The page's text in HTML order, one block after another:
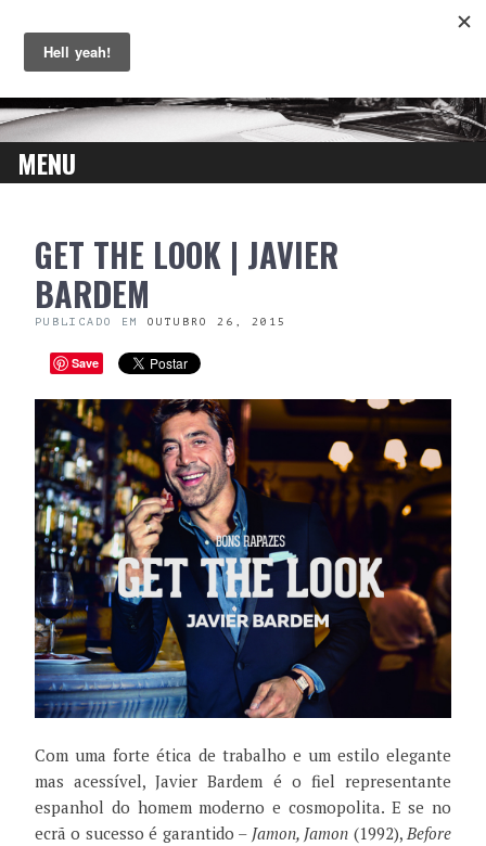
MENU
CONTENTGET THE LOOK | JAVIER
BARDEM
PUBLICADO EM OUTUBRO 26, 2015
Save
Com uma forte ética de trabalho e um estilo elegante
mas acessível, Javier Bardem é o fiel representante
espanhol do homem moderno e cosmopolita. E se no
ecrã o sucesso é garantido – Jamon, Jamon (1992),Before